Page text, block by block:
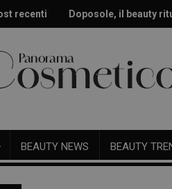
recenti Doposole, il beauty
Effetto glow
BEAUTY NEWS BEAUTY